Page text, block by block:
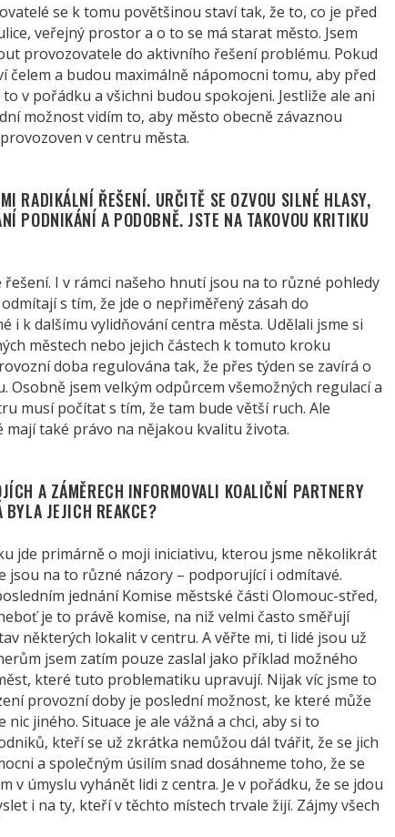
se k tomu povětšinou staví tak, že to, co je před
veřejný prostor a o to se má starat město. Jsem
provozovatele do aktivního řešení problému. Pokud
čelem a budou maximálně nápomocni tomu, aby před
v pořádku a všichni budou spokojeni. Jestliže ale ani
možnost vidím to, aby město obecně závaznou
v centru města.
RADIKÁLNÍ ŘEŠENÍ. URČITĚ SE OZVOU SILNÉ HLASY,
PODNIKÁNÍ A PODOBNĚ. JSTE NA TAKOVOU KRITIKU
I v rámci našeho hnutí jsou na to různé pohledy
s tím, že jde o nepřiměřený zásah do
i k dalšímu vylidňování centra města. Udělali jsme si
městech nebo jejich částech k tomuto kroku
doba regulována tak, že přes týden se zavírá o
Osobně jsem velkým odpůrcem všemožných regulací a
musí počítat s tím, že tam bude větší ruch. Ale
mají také právo na nějakou kvalitu života.
A ZÁMĚRECH INFORMOVALI KOALIČNÍ PARTNERY
JEJICH REAKCE?
jde primárně o moji iniciativu, kterou jsme několikrát
jsou na to různé názory – podporující i odmítavé.
jednání Komise městské části Olomouc-střed,
je to právě komise, na niž velmi často směřují
některých lokalit v centru. A věřte mi, ti lidé jsou už
jsem zatím pouze zaslal jako příklad možného
které tuto problematiku upravují. Nijak víc jsme to
provozní doby je poslední možnost, ke které může
jiného. Situace je ale vážná a chci, aby si to
kteří se už zkrátka nemůžou dál tvářit, že se jich
a společným úsilím snad dosáhneme toho, že se
v úmyslu vyhánět lidi z centra. Je v pořádku, že se jdou
i na ty, kteří v těchto místech trvale žijí. Zájmy všech